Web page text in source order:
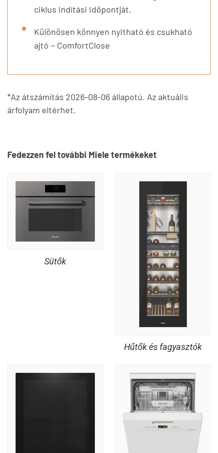
ciklus indítási időpontját.
Különösen könnyen nyitható és csukható
ajtó − ComfortClose
*Az átszámítás 2026-08-06 állapotú. Az aktuális
árfolyam eltérhet.
Fedezzen fel további Miele termékeket
Sütők
Hűtők és fagyasztók